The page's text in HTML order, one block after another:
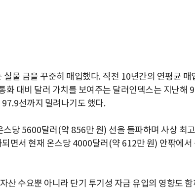
실물 금을 꾸준히 매입했다. 직전 10년간의 연평균 매
화 대비 달러 가치를 보여주는 달러인덱스는 지난해
97.9선까지 밀려나기도 했다.
스당 5600달러 (약 856만 원) 선을 돌파하며 사상 최
면서 현재 온스당 4000달러 (약 612만 원) 안팎에서
산 수요뿐 아니라 단기 투기성 자금 유입의 영향도 함